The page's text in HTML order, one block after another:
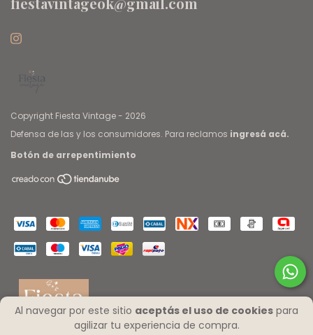
Al navegar por este sitio aceptás el uso de cookies para
agilizar tu experiencia de compra.
Copyright Fiesta Vintage - 2026
Defensa de las y los consumidores. Para reclamos ingresá acá.
Botón de arrepentimiento